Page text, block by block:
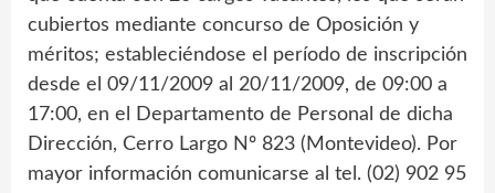
cubiertos mediante concurso de Oposición y
méritos; estableciéndose el período de inscripción
desde el 09/11/2009 al 20/11/2009, de 09:00 a
17:00, en el Departamento de Personal de dicha
Dirección, Cerro Largo Nº 823 (Montevideo). Por
mayor información comunicarse al tel. (02) 902 95